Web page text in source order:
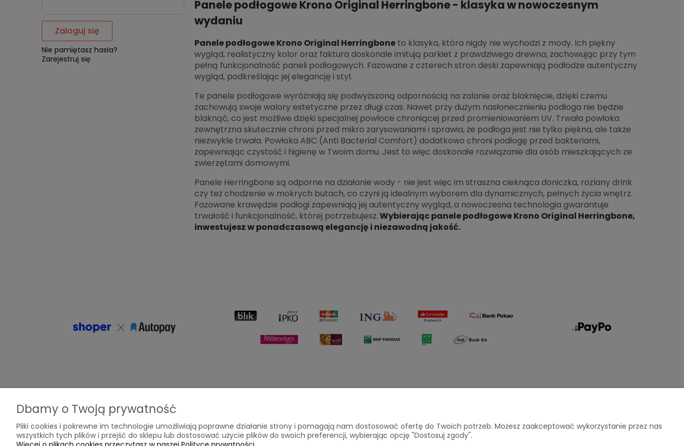
Zaloguj się
Nie pamiętasz hasła?
Zarejestruj się
Panele podłogowe Krono Original Herringbone - klasyka w nowoczesnym
wydaniu
Panele podłogowe Krono Original Herringbone to klasyka, która nigdy nie wychodzi z mody. Ich piękny
wygląd, realistyczny kolor oraz faktura doskonale imitują parkiet z prawdziwego drewna, zachowując przy tym
pełną funkcjonalność paneli podłogowych. Fazowane z czterech stron deski zapewniają podłodze autentyczny
wygląd, podkreślając jej elegancję i styl.
Te panele podłogowe wyróżniają się podwyższoną odpornością na zalanie oraz blaknięcie, dzięki czemu
zachowują swoje walory estetyczne przez długi czas. Nawet przy dużym nasłonecznieniu podłoga nie będzie
blaknąć, co jest możliwe dzięki specjalnej powłoce chroniącej przed promieniowaniem UV. Trwała powłoka
zewnętrzna skutecznie chroni przed mikro zarysowaniami i sprawia, że podłoga jest nie tylko piękna, ale także
niezwykle trwała. Powłoka ABC (Anti Bacterial Comfort) dodatkowo chroni podłogę przed bakteriami,
zapewniając czystość i higienę w Twoim domu. Jest to więc doskonałe rozwiązanie dla osób mieszkających ze
zwierzętami domowymi.
Panele Herringbone są odporne na działanie wody - nie jest więc im straszna cieknąca doniczka, rozlany drink
czy też chodzenie w mokrych butach, co czyni ją idealnym wyborem dla dynamicznych, pełnych życia wnętrz.
Fazowane krawędzie podłogi zapewniają jej autentyczny wygląd, a nowoczesna technologia gwarantuje
trwałość i funkcjonalność, której potrzebujesz.Wybierając panele podłogowe Krono Original Herringbone,
inwestujesz w ponadczasową elegancję i niezawodną jakość.
Pomoc Moje konto Płatności i dostawa Informacje O nas
Dbamy o Twoją prywatność
Pliki cookies i pokrewne im technologie umożliwiają poprawne działanie strony i pomagają nam dostosować ofertę do Twoich potrzeb. Możesz zaakceptować wykorzystanie przez nas
wszystkich tych plików i przejść do sklepu lub dostosować użycie plików do swoich preferencji, wybierając opcję "Dostosuj zgody".